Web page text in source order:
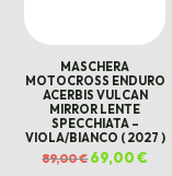
MASCHERA
MOTOCROSS ENDURO
ACERBIS VULCAN
MIRROR LENTE
SPECCHIATA –
VIOLA/BIANCO ( 2027 )
89,00€Il
prezzo
69,00€